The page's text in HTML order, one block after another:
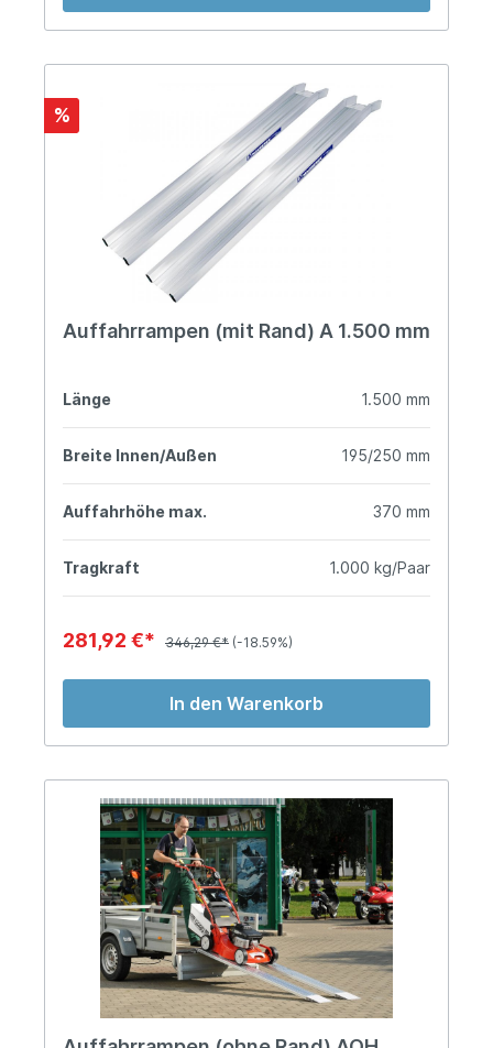
%
Auffahrrampen (mit Rand) A 1.500 mm
Länge 1.500 mm
Breite Innen/Außen 195/250 mm
Auffahrhöhe max. 370 mm
Tragkraft 1.000 kg/Paar
281,92 €* 346,29 €* (-18.59%)
In den Warenkorb